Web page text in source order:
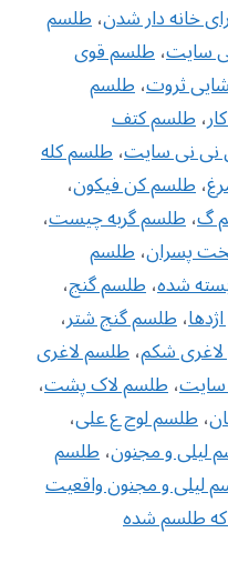
خانه دار شدن،طلسم
سایت،طلسم قوی
ثروت،طلسم
،طلسم کتف
نی نی سایت،طلسم کله
،طلسم کن فیکون،
گ،طلسم گربه چیست،
پسران،طلسم
شده،طلسم گنج،
،طلسم گنج شتر،
شکم،طلسم لاغری
سایت،طلسم لاک پشت،
،طلسم لوح ع علی،
لیلی و مجنون،طلسم
لیلی و مجنون واقعیت
که طلسم شده